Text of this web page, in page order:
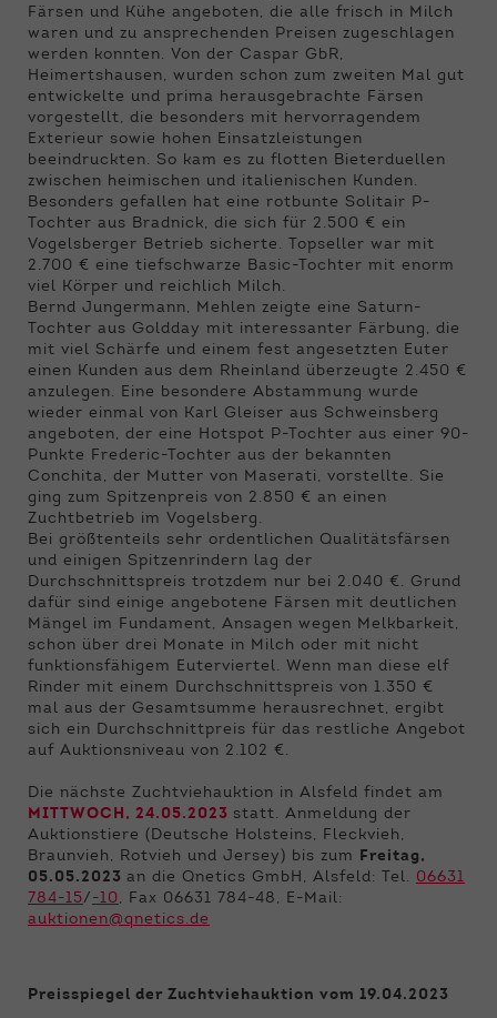
Färsen und Kühe angeboten, die alle frisch in Milch
waren und zu ansprechenden Preisen zugeschlagen
werden konnten. Von der Caspar GbR,
Heimertshausen, wurden schon zum zweiten Mal gut
entwickelte und prima herausgebrachte Färsen
vorgestellt, die besonders mit hervorragendem
Exterieur sowie hohen Einsatzleistungen
beeindruckten. So kam es zu flotten Bieterduellen
zwischen heimischen und italienischen Kunden.
Besonders gefallen hat eine rotbunte Solitair P-
Tochter aus Bradnick, die sich für 2.500 € ein
Vogelsberger Betrieb sicherte. Topseller war mit
2.700 € eine tiefschwarze Basic-Tochter mit enorm
viel Körper und reichlich Milch.
Bernd Jungermann, Mehlen zeigte eine Saturn-
Tochter aus Goldday mit interessanter Färbung, die
mit viel Schärfe und einem fest angesetzten Euter
einen Kunden aus dem Rheinland überzeugte 2.450 €
anzulegen. Eine besondere Abstammung wurde
wieder einmal von Karl Gleiser aus Schweinsberg
angeboten, der eine Hotspot P-Tochter aus einer 90-
Punkte Frederic-Tochter aus der bekannten
Conchita, der Mutter von Maserati, vorstellte. Sie
ging zum Spitzenpreis von 2.850 € an einen
Zuchtbetrieb im Vogelsberg.
Bei größtenteils sehr ordentlichen Qualitätsfärsen
und einigen Spitzenrindern lag der
Durchschnittspreis trotzdem nur bei 2.040 €. Grund
dafür sind einige angebotene Färsen mit deutlichen
Mängel im Fundament, Ansagen wegen Melkbarkeit,
schon über drei Monate in Milch oder mit nicht
funktionsfähigem Euterviertel. Wenn man diese elf
Rinder mit einem Durchschnittspreis von 1.350 €
mal aus der Gesamtsumme herausrechnet, ergibt
sich ein Durchschnittpreis für das restliche Angebot
auf Auktionsniveau von 2.102 €.
Die nächste Zuchtviehauktion in Alsfeld findet am
MITTWOCH, 24.05.2023 statt. Anmeldung der
Auktionstiere (Deutsche Holsteins, Fleckvieh,
Braunvieh, Rotvieh und Jersey) bis zum Freitag,
05.05.2023 an die Qnetics GmbH, Alsfeld: Tel. 06631
784-15/ -10 ​​​​​​​, Fax 06631 784-48, E-Mail:
auktionen@qnetics.de
Preisspiegel der Zuchtviehauktion vom 19.04.2023